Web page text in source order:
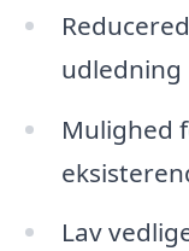
udledning
Mulighed
Lav